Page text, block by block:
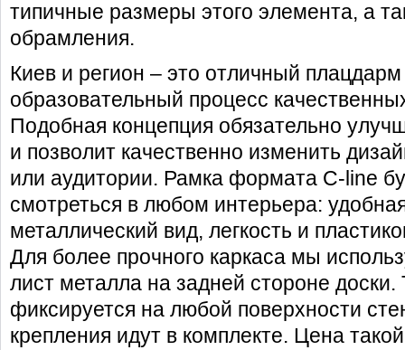
типичные размеры этого элемента, а
обрамления.
Киев и регион – это отличный
образовательный процесс
Подобная концепция обязательно
и позволит качественно изменить
или аудитории. Рамка формата C-line
смотреться в любом интерьера:
металлический вид, легкость и
Для более прочного каркаса мы
лист металла на задней стороне доски.
фиксируется на любой поверхности
крепления идут в комплекте. Цена